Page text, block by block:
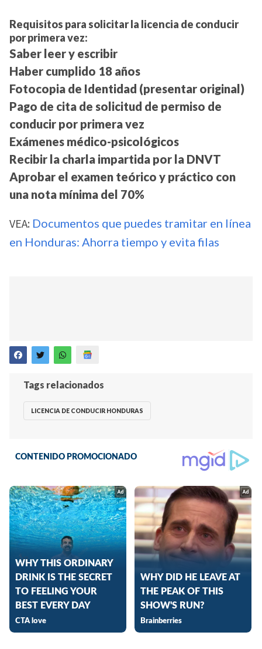
Requisitos para solicitar la licencia de conducir
por primera vez:
Saber leer y escribir
Haber cumplido 18 años
Fotocopia de Identidad (presentar original)
Pago de cita de solicitud de permiso de
conducir por primera vez
Exámenes médico-psicológicos
Recibir la charla impartida por la DNVT
Aprobar el examen teórico y práctico con
una nota mínima del 70%
VEA: Documentos que puedes tramitar en línea
en Honduras: Ahorra tiempo y evita filas
Tags relacionados
LICENCIA DE CONDUCIR HONDURAS